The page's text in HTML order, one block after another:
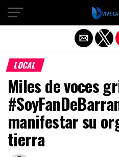
LOCAL
Miles de voces
manifestar su
tierra
Salir de la